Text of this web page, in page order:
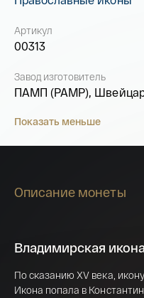
Артикул
00313
Завод изготовитель
ПАМП (PAMP),
Показать меньше
Описание монеты
Владимирская
По сказанию XV века,
Икона попала в